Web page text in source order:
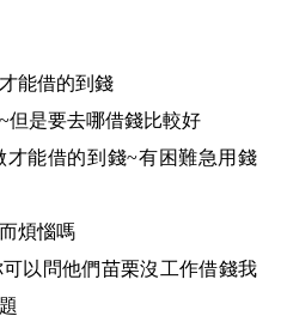
能借的到錢
但是要去哪借錢比較好
能借的到錢~有困難急用錢
煩惱嗎
以問他們苗栗沒工作借錢我